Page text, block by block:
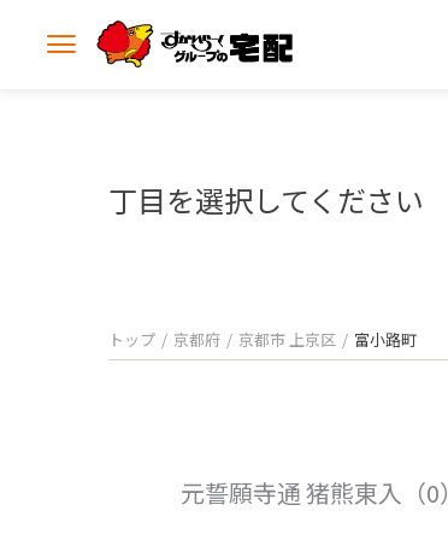
メ
丁目を選択してください
トップ 京都府 京都市 上京区 富小路町
元誓願寺通 猪熊東入（0）